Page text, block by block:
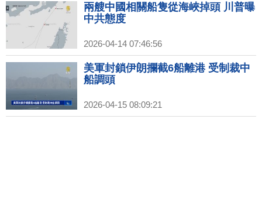
兩艘中國相關船隻從海峽掉頭 川普曝
中共態度
2026-04-14 07:46:56
美軍封鎖伊朗攔截6船離港 受制裁中
船調頭
2026-04-15 08:09:21